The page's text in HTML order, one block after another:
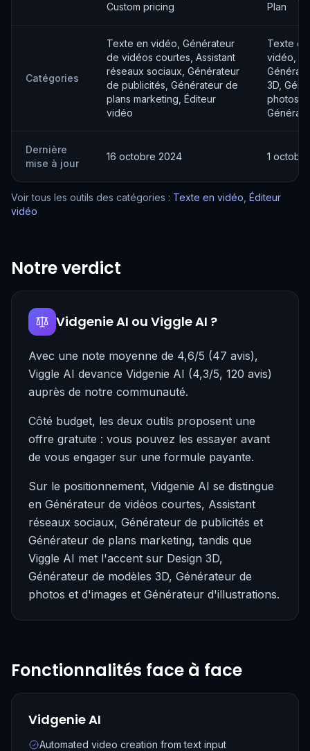
Custom pricing
Plan
Catégories
Texte en vidéo, Générateur
de vidéos courtes, Assistant
réseaux sociaux, Générateur
de publicités, Générateur de
plans marketing, Éditeur
vidéo
Texte
vidéo,
3D,
photos
Dernière
mise à jour
16 octobre 2024 1
Voir tous les outils des catégories : Texte en vidéo Éditeur
vidéo
Notre verdict
Vidgenie AI ou Viggle AI ?
Avec une note moyenne de 4,6/5 (47 avis),
Viggle AI devance Vidgenie AI (4,3/5, 120 avis)
auprès de notre communauté.
Côté budget, les deux outils proposent une
offre gratuite : vous pouvez les essayer avant
de vous engager sur une formule payante.
Sur le positionnement, Vidgenie AI se distingue
en Générateur de vidéos courtes, Assistant
réseaux sociaux, Générateur de publicités et
Générateur de plans marketing, tandis que
Viggle AI met l'accent sur Design 3D,
Générateur de modèles 3D, Générateur de
photos et d'images et Générateur d'illustrations.
Fonctionnalités face à face
Vidgenie AI
Automated video creation from text input